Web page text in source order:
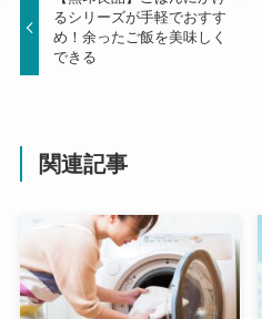
るシリーズが手軽でおすす
め！余ったご飯を美味しく
できる
関連記事